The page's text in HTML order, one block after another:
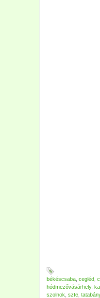
békéscsaba cegléd
hódmezővásárhely,
szolnok szte